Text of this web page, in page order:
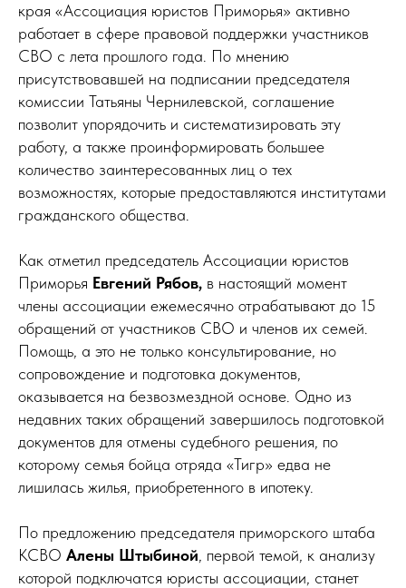
края «Ассоциация юристов Приморья» активно
работает в сфере правовой поддержки участников
СВО с лета прошлого года. По мнению
присутствовавшей на подписании председателя
комиссии Татьяны Чернилевской, соглашение
позволит упорядочить и систематизировать эту
работу, а также проинформировать большее
количество заинтересованных лиц о тех
возможностях, которые предоставляются институтами
гражданского общества.
Как отметил председатель Ассоциации юристов
Приморья Евгений Рябов, в настоящий момент
члены ассоциации ежемесячно отрабатывают до 15
обращений от участников СВО и членов их семей.
Помощь, а это не только консультирование, но
сопровождение и подготовка документов,
оказывается на безвозмездной основе. Одно из
недавних таких обращений завершилось подготовкой
документов для отмены судебного решения, по
которому семья бойца отряда «Тигр» едва не
лишилась жилья, приобретенного в ипотеку.
По предложению председателя приморского штаба
КСВО Алены Штыбиной, первой темой, к анализу
которой подключатся юристы ассоциации, станет